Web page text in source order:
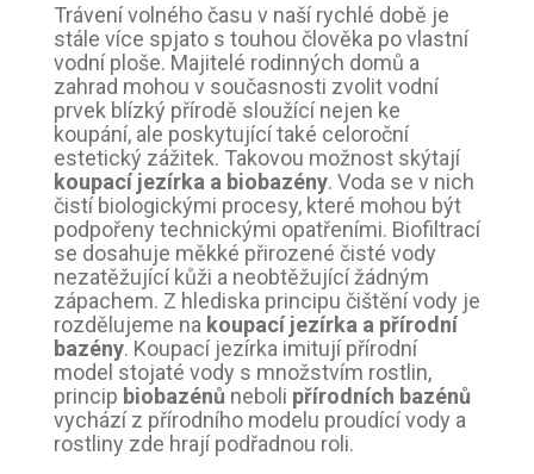
Trávení volného času v naší rychlé době je
stále více spjato s touhou člověka po vlastní
vodní ploše. Majitelé rodinných domů a
zahrad mohou v současnosti zvolit vodní
prvek blízký přírodě sloužící nejen ke
koupání, ale poskytující také celoroční
estetický zážitek. Takovou možnost skýtají
koupací jezírka a biobazény. Voda se v nich
čistí biologickými procesy, které mohou být
podpořeny technickými opatřeními. Biofiltrací
se dosahuje měkké přirozené čisté vody
nezatěžující kůži a neobtěžující žádným
zápachem. Z hlediska principu čištění vody je
rozdělujeme na koupací jezírka a přírodní
bazény. Koupací jezírka imitují přírodní
model stojaté vody s množstvím rostlin,
princip biobazénů neboli přírodních bazénů
vychází z přírodního modelu proudící vody a
rostliny zde hrají podřadnou roli.